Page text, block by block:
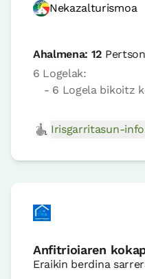
Nekazalturismoa
Ahalmena: 12
6 Logelak:
- 6 Logela bikoitz
Irisgarritasun-
Anfitrioiaren
Eraikin berdina